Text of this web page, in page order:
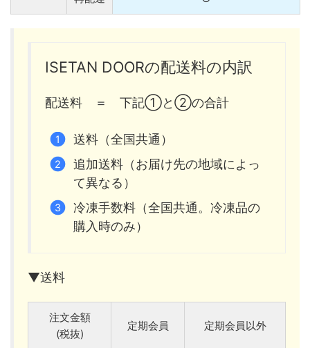
ISETAN DOORの配送料の内訳
配送料 ＝ 下記①と②の合計
送料（全国共通）
追加送料（お届け先の地域によっ
て異なる）
冷凍手数料（全国共通。冷凍品の
購入時のみ）
▼送料
注文金額
(税抜)
定期会員 定期会員以外